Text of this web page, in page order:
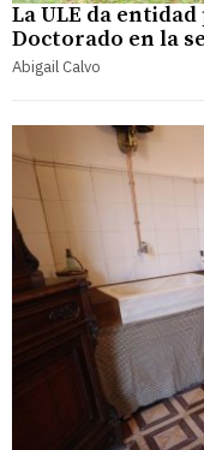
La ULE da
Doctorado en la
Abigail Calvo